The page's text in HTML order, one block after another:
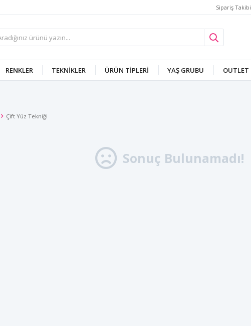
Sipariş Takibi
RENKLER TEKNIKLER ÜRÜN TIPLERI YAŞ GRUBU OUTLET
Çift Yüz Tekniği
Sonuç Bulunamadı!